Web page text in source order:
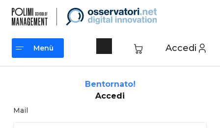
contenuto
Accedi
Menù
Bentornato!
Accedi
Mail